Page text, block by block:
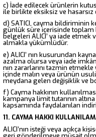
c) İade edilecek ürünlerin
ile birlikte eksiksiz ve
d) SATICI, cayma bildiriminin
günlük süre içerisinde toplam
belgeleri ALICI’ ya iade
almakla yükümlüdür.
e) ALICI’ nın kusurundan
azalma olursa veya iade
nın zararlarını tazmin
içinde malın veya ürünün
meydana gelen değişiklik ve
f) Cayma hakkının
kampanya limit tutarının
kapsamında faydalanılan
11. CAYMA HAKKI
ALICI’nın isteği veya açıkça